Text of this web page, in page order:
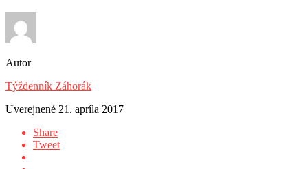
Autor
Týždenník Záhorák
Uverejnené 21. apríla 2017
Share
Tweet